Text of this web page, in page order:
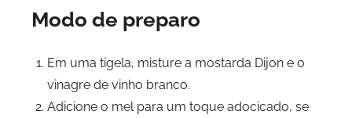
Modo de preparo
Em uma tigela, misture a mostarda Dijon e o
vinagre de vinho branco.
Adicione o mel para um toque adocicado, se